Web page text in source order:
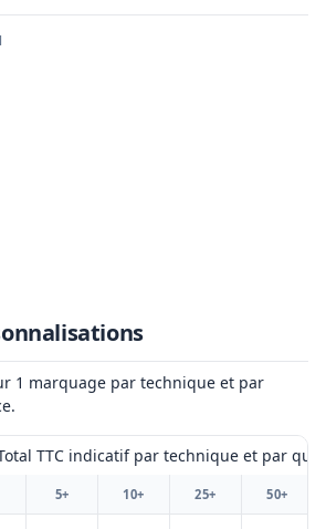
1 marquage par technique et par
TTC indicatif par technique et par
5+ 10+ 25+ 50+